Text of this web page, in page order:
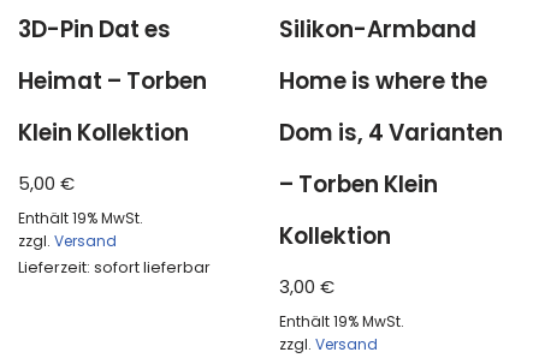
3D-Pin Dat es
Heimat – Torben
Klein Kollektion
5,00 €
Enthält 19% MwSt.
zzgl. Versand
Lieferzeit: sofort lieferbar
Silikon-Armband
Home is where the
Dom is, 4 Varianten
– Torben Klein
Kollektion
3,00€
Enthält 19% MwSt.
zzgl.Versand